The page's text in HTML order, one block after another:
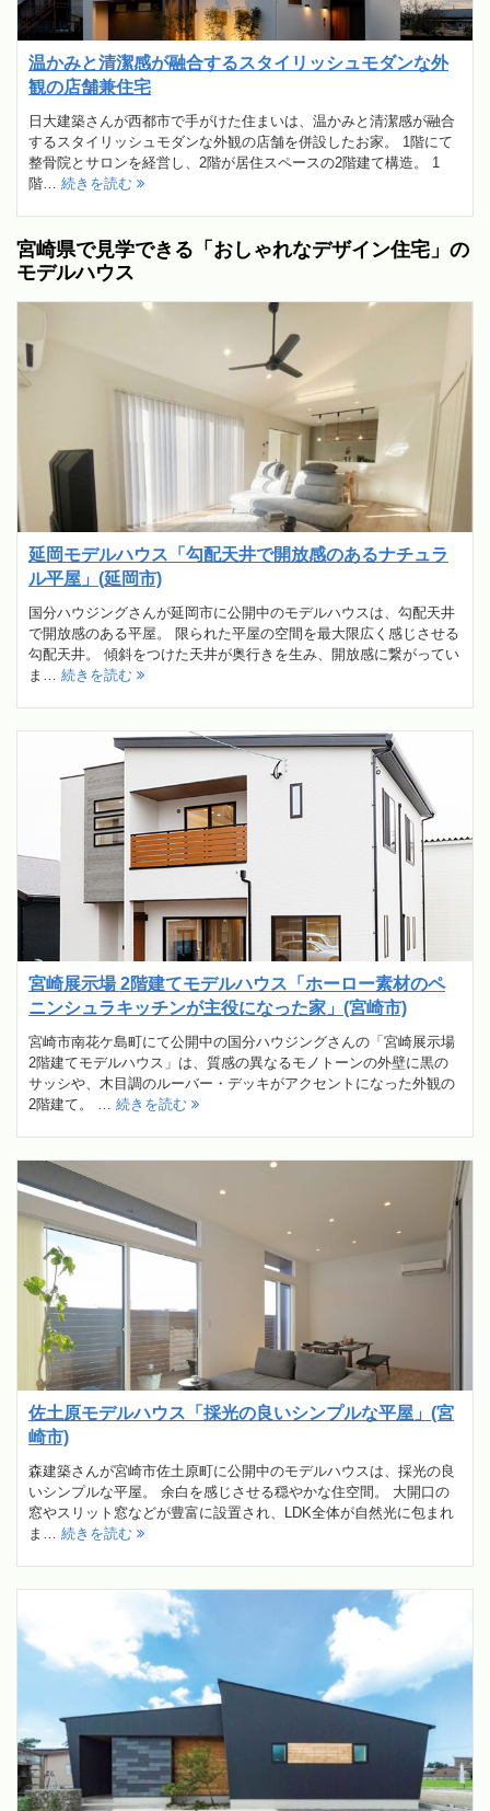
温かみと清潔感が融合するスタイリッシュモダンな外
観の店舗兼住宅
日大建築さんが西都市で手がけた住まいは、温かみと清潔感が融合
するスタイリッシュモダンな外観の店舗を併設したお家。 1階にて
整骨院とサロンを経営し、2階が居住スペースの2階建て構造。 1
階… 続きを読む
宮崎県で見学できる「おしゃれなデザイン住宅」の
モデルハウス
延岡モデルハウス「勾配天井で開放感のあるナチュラ
ル平屋」(延岡市)
国分ハウジングさんが延岡市に公開中のモデルハウスは、勾配天井
で開放感のある平屋。 限られた平屋の空間を最大限広く感じさせる
勾配天井。 傾斜をつけた天井が奥行きを生み、開放感に繋がってい
ま… 続きを読む
宮崎展示場 2階建てモデルハウス「ホーロー素材のペ
ニンシュラキッチンが主役になった家」(宮崎市)
宮崎市南花ケ島町にて公開中の国分ハウジングさんの「宮崎展示場
2階建てモデルハウス」は、質感の異なるモノトーンの外壁に黒の
サッシや、木目調のルーバー・デッキがアクセントになった外観の
2階建て。 … 続きを読む
佐土原モデルハウス「採光の良いシンプルな平屋」(宮
崎市)
森建築さんが宮崎市佐土原町に公開中のモデルハウスは、採光の良
いシンプルな平屋。 余白を感じさせる穏やかな住空間。 大開口の
窓やスリット窓などが豊富に設置され、LDK全体が自然光に包まれ
ま… 続きを読む